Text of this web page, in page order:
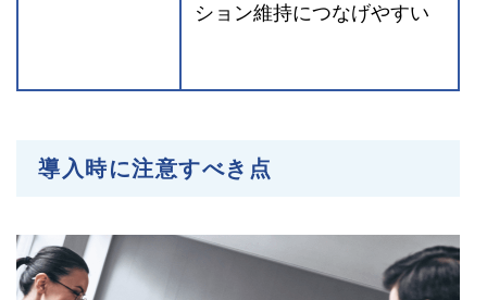
ション維持につなげやすい
導入時に注意すべき点